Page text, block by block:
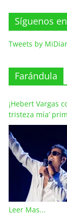
Síguenos
Tweets by
Farándula
¡Hebert Vargas
tristeza mía’
del Vallenato
Leer Mas...